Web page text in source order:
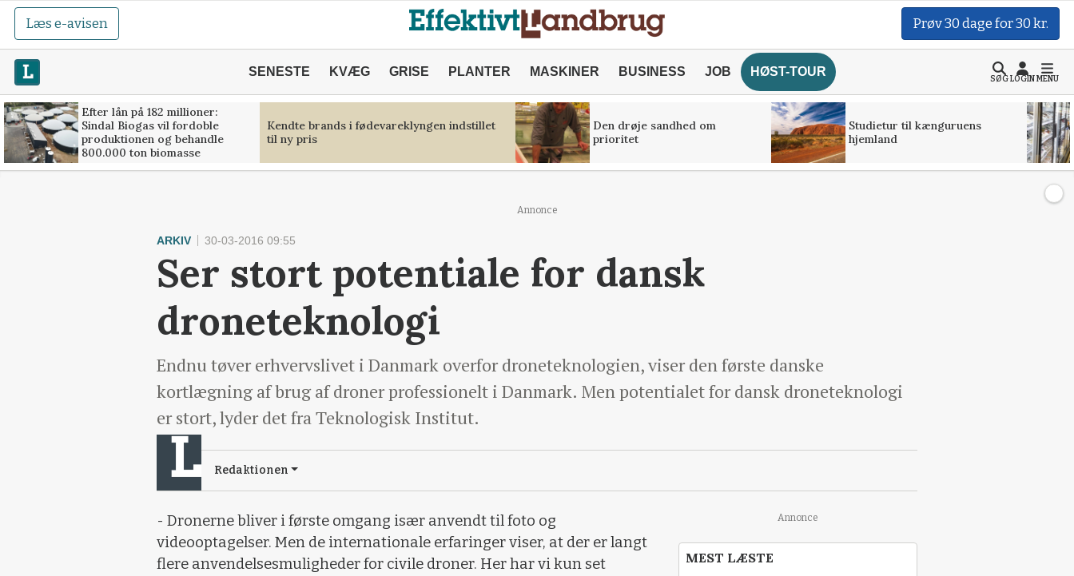
Læs e-avisen Prøv 30 dage for 30 kr.
SENESTE KVÆG GRISE PLANTER MASKINER BUSINESS JOB HØST-TOUR
SØGLOGINMENU
Efter lån på 182 millioner:
Sindal Biogas vil fordoble
produktionen og behandle
800.000 ton biomasse
Kendte brands i fødevareklyngen indstillet
til ny pris
Den drøje sandhed om
prioritet
Studietur til kænguruens
hjemland
Annonce
ARKIV 30-03-2016 09:55
Ser stort potentiale for dansk
droneteknologi
Endnu tøver erhvervslivet i Danmark overfor droneteknologien, viser den første danske
kortlægning af brug af droner professionelt i Danmark. Men potentialet for dansk droneteknologi
er stort, lyder det fra Teknologisk Institut.
Redaktionen
- Dronerne bliver i første omgang især anvendt til foto og
videooptagelser. Men de internationale erfaringer viser, at der er langt
flere anvendelsesmuligheder for civile droner. Her har vi kun set
Annonce
MEST LÆSTE